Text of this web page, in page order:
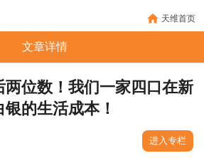
天维首页
文章详情
两位数！我们一家四口在新
的生活成本！
进入专栏